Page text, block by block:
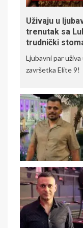
Uživaju u
trenutak sa
trudnički
Ljubavni par
završetka Elite 9!